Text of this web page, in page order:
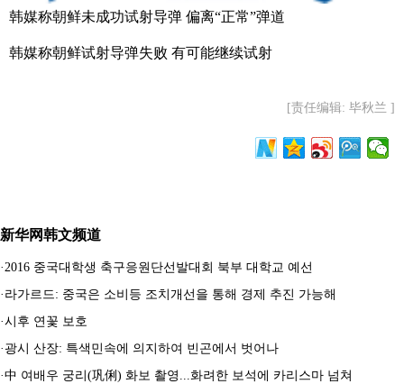
韩媒称朝鲜未成功试射导弹 偏离“正常”弹道
韩媒称朝鲜试射导弹失败 有可能继续试射
[责任编辑: 毕秋兰 ]
新华网韩文频道
·2016 중국대학생 축구응원단선발대회 북부 대학교 예선
· 라가르드: 중국은 소비등 조치개선을 통해 경제 추진 가능해
·시후 연꽃 보호
· 광시 산장: 특색민속에 의지하여 빈곤에서 벗어나
·中 여배우 궁리(巩俐) 화보 촬영...화려한 보석에 카리스마 넘쳐